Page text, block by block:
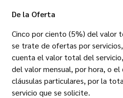
De la Oferta
Cinco por ciento (5%) del valor
se trate de ofertas por
cuenta el valor total del
del valor mensual, por hora, o el
cláusulas particulares, por la
servicio que se solicite.